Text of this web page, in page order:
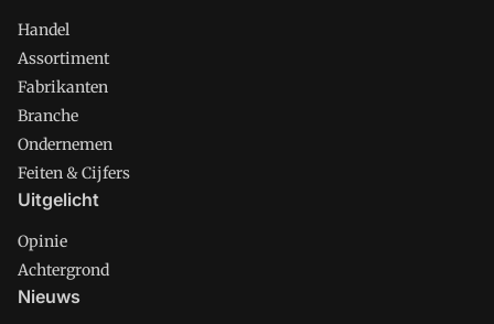
Handel
Assortiment
Fabrikanten
Branche
Ondernemen
Feiten & Cijfers
Uitgelicht
Opinie
Achtergrond
Nieuws